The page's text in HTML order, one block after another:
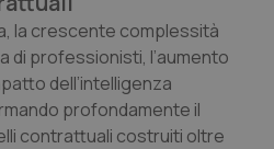
la crescente complessità
di professionisti, l’aumento
dell’intelligenza
profondamente il
contrattuali costruiti oltre